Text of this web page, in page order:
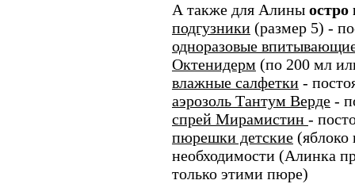
А также для Алины остро
подгузники (размер 5) -
одноразовые
Октенидерм (по 200 мл
влажные салфетки -
аэрозоль Тантум Верде -
спрей Мирамистин -
пюрешки детские (яблоко
необходимости (Алинка
только этими пюре)